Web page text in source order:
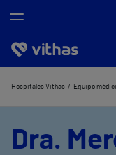
Nosotros
Hospitales Vithas Equipo
Dra.